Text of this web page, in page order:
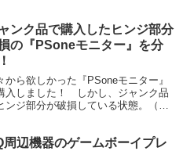
ンク品で購入したヒンジ部分
の『PSoneモニター』を分
から欲しかった『PSoneモニター』
入しました！ しかし、ジャンク品
ンジ部分が破損している状態。（結
周辺機器のゲームボーイプレ